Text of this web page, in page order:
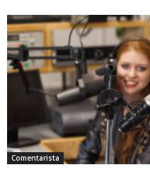
Comentarista